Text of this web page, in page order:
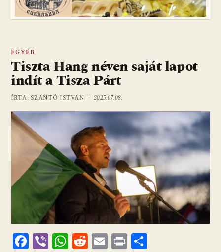
EGYÉB
Tiszta Hang néven saját lapot
indít a Tisza Párt
ÍRTA: SZÁNTÓ ISTVÁN ·2025.07.08.
F Vi W R E Pr